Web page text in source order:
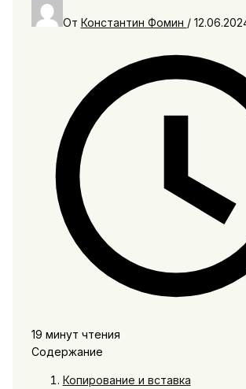
От Константин Фомин /
19 минут чтения
Содержание
Копирование и вставка